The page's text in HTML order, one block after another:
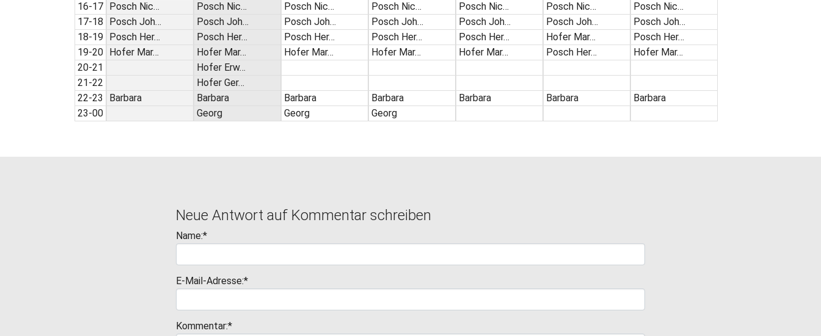
16-17
17-18
18-19
19-20
20-21
21-22
22-23
23-00
Posch Nic…
Posch Joh…
Posch Her…
Hofer Mar…
Barbara
Posch Nic…
Posch Joh…
Posch Her…
Hofer Mar…
Hofer Erw…
Hofer Ger…
Barbara
Georg
Posch Nic…
Posch Joh…
Posch Her…
Hofer Mar…
Barbara
Georg
Posch Nic…
Posch Joh…
Posch Her…
Hofer Mar…
Barbara
Georg
Posch Nic…
Posch Joh…
Posch Her…
Hofer Mar…
Barbara
Posch Nic…
Posch Joh…
Hofer Mar…
Posch Her…
Barbara
Posch Nic…
Posch Joh…
Posch Her…
Hofer Mar…
Barbara
Neue Antwort auf Kommentar schreiben
Name:*
E-Mail-Adresse:*
Kommentar:*